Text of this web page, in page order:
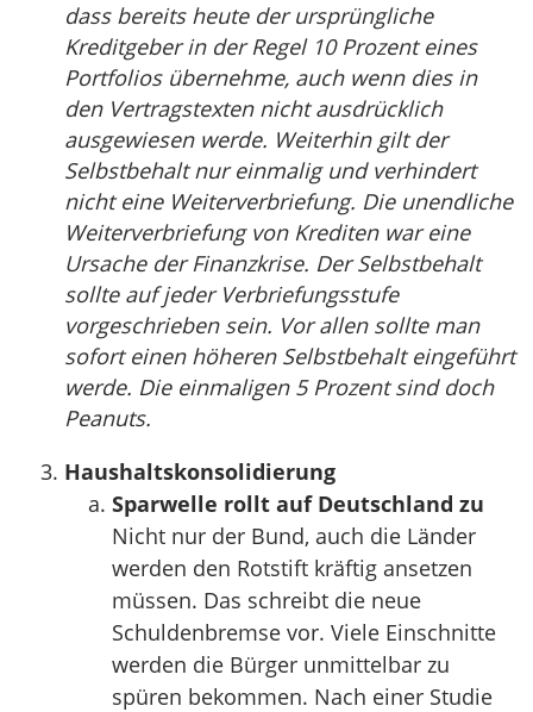
dass bereits heute der ursprüngliche
Kreditgeber in der Regel 10 Prozent eines
Portfolios übernehme, auch wenn dies in
den Vertragstexten nicht ausdrücklich
ausgewiesen werde. Weiterhin gilt der
Selbstbehalt nur einmalig und verhindert
nicht eine Weiterverbriefung. Die unendliche
Weiterverbriefung von Krediten war eine
Ursache der Finanzkrise. Der Selbstbehalt
sollte auf jeder Verbriefungsstufe
vorgeschrieben sein. Vor allen sollte man
sofort einen höheren Selbstbehalt eingeführt
werde. Die einmaligen 5 Prozent sind doch
Peanuts.
Haushaltskonsolidierung
Sparwelle rollt auf Deutschland zu
Nicht nur der Bund, auch die Länder
werden den Rotstift kräftig ansetzen
müssen. Das schreibt die neue
Schuldenbremse vor. Viele Einschnitte
werden die Bürger unmittelbar zu
spüren bekommen. Nach einer Studie